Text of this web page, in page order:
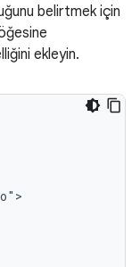
belirtmek için
ekleyin.